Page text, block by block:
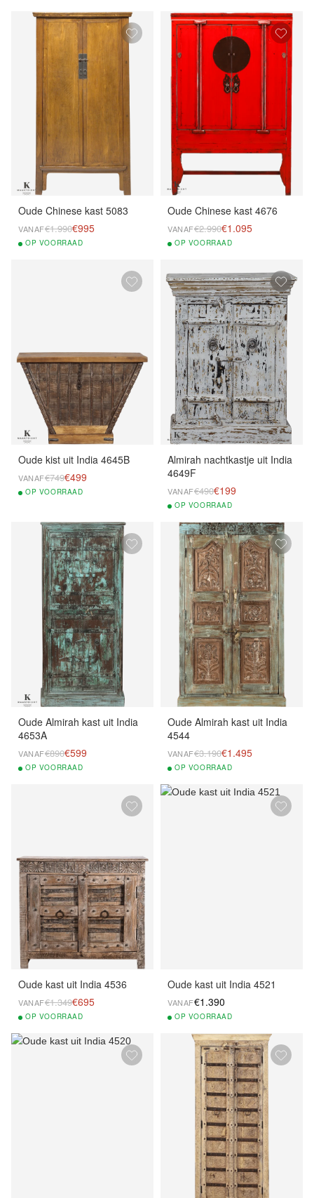
Oude Chinese kast 5083
VANAF€1.990€995
OP VOORRAAD
Oude Chinese kast 4676
VANAF€2.990€1.095
OP VOORRAAD
Oude kist uit India 4645B
VANAF€749€499
OP VOORRAAD
Almirah nachtkastje uit India
4649F
VANAF€490€199
OP VOORRAAD
Oude Almirah kast uit India
4653A
VANAF€890€599
OP VOORRAAD
Oude Almirah kast uit India
4544
VANAF€3.190€1.495
OP VOORRAAD
Oude kast uit India 4536
VANAF€1.349€695
OP VOORRAAD
Oude kast uit India 4521
VANAF€1.390
OP VOORRAAD